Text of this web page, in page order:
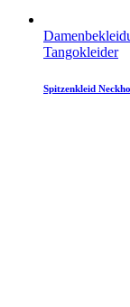
Tangokleider
Spitzenkleid